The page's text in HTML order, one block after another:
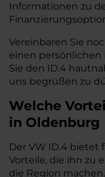
Informationen zu
Vereinbaren Sie
einen
Sie den ID.4
uns begrüßen zu
Welche
in Oldenburg
Der VW ID.4 bietet
Vorteile, die ihn zu
die Region